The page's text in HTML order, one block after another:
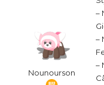
Nounourson
–
–
–